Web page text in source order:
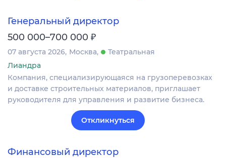
Генеральный директор
500 000–700 000 ₽
07 августа 2026 Москва
Театральная
Лиандра
Компания, специализирующаяся на грузоперевозках
и доставке строительных материалов, приглашает
руководителя для управления и развитие бизнеса.
Откликнуться
Финансовый директор